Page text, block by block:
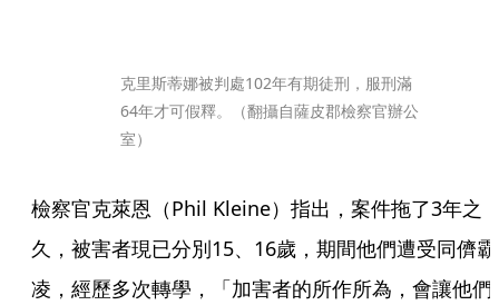
克里斯蒂娜被判處102年有期徒刑，服刑滿
64年才可假釋。（翻攝自薩皮郡檢察官辦公
室）
檢察官克萊恩（Phil Kleine）指出，案件拖了3年之
久，被害者現已分別15、16歲，期間他們遭受同儕霸
凌，經歷多次轉學，「加害者的所作所為，會讓他們